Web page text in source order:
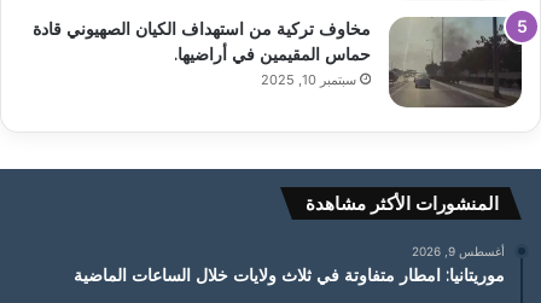
مخاوف تركية من استهداف الكيان الصهيوني قادة
حماس المقيمين في أراضيها.
سبتمبر 10, 2025
المنشورات الأكثر مشاهدة
أغسطس 9, 2026
موريتانيا: امطار متفاوتة في ثلاث ولايات خلال الساعات الماضية